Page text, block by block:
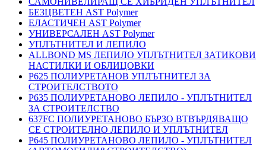
БЕЗЦВЕТЕН AST Polymer
ЕЛАСТИЧЕН AST Polymer
УНИВЕРСАЛЕН AST Polymer
УПЛЪТНИТЕЛ И ЛЕПИЛО
ALLBOND MS ЛЕПИЛО УПЛЪТНИТЕЛ ЗАТИКОВИ
НАСТИЛКИ И ОБЛИЦОВКИ
P625 ПОЛИУРЕТАНОВ УПЛЪТНИТЕЛ ЗА
СТРОИТЕЛСТВОТО
P635 ПОЛИУРЕТАНОВО ЛЕПИЛО - УПЛЪТНИТЕЛ
ЗА СТРОИТЕЛСТВО
637FC ПОЛИУРЕТАНОВО БЪРЗО ВТВЪРДЯВАЩО
СЕ СТРОИТЕЛНО ЛЕПИЛО И УПЛЪТНИТЕЛ
P645 ПОЛИУРЕТАНОВО ЛЕПИЛО - УПЛЪТНИТЕЛ